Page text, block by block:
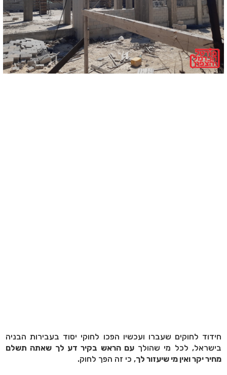
חידוד לחוקים שעברו ועכשיו הפכו לחוקי יסוד בעבירות הבניה
בישראל, לכל מי שהולךעם הראש בקיר דע לך שאתה תשלם
מחיר יקר ואין מי שיעזור לך, כי זה הפך לחוק.